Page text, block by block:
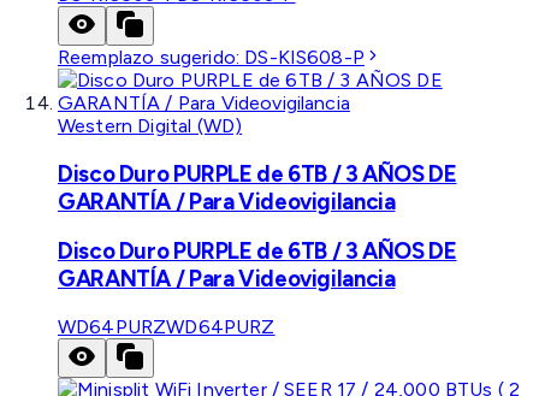
Reemplazo sugerido: DS-KIS608-P
Western Digital (WD)
Disco Duro PURPLE de 6TB / 3 AÑOS DE
GARANTÍA / Para Videovigilancia
Disco Duro PURPLE de 6TB / 3 AÑOS DE
GARANTÍA / Para Videovigilancia
WD64PURZWD64PURZ